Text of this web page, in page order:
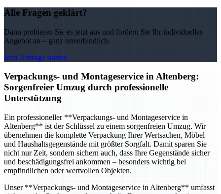
Alle Fragen geklärt?
Dann probieren Sie es jetzt aus und fordern Sie Ihr individuelles
Angebot an – ganz unverbindlich.
Jetzt Anfrage starten
Verpackungs- und Montageservice in Altenberg:
Sorgenfreier Umzug durch professionelle
Unterstützung
Ein professioneller **Verpackungs- und Montageservice in
Altenberg** ist der Schlüssel zu einem sorgenfreien Umzug. Wir
übernehmen die komplette Verpackung Ihrer Wertsachen, Möbel
und Haushaltsgegenstände mit größter Sorgfalt. Damit sparen Sie
nicht nur Zeit, sondern sichern auch, dass Ihre Gegenstände sicher
und beschädigungsfrei ankommen – besonders wichtig bei
empfindlichen oder wertvollen Objekten.
Unser **Verpackungs- und Montageservice in Altenberg** umfasst